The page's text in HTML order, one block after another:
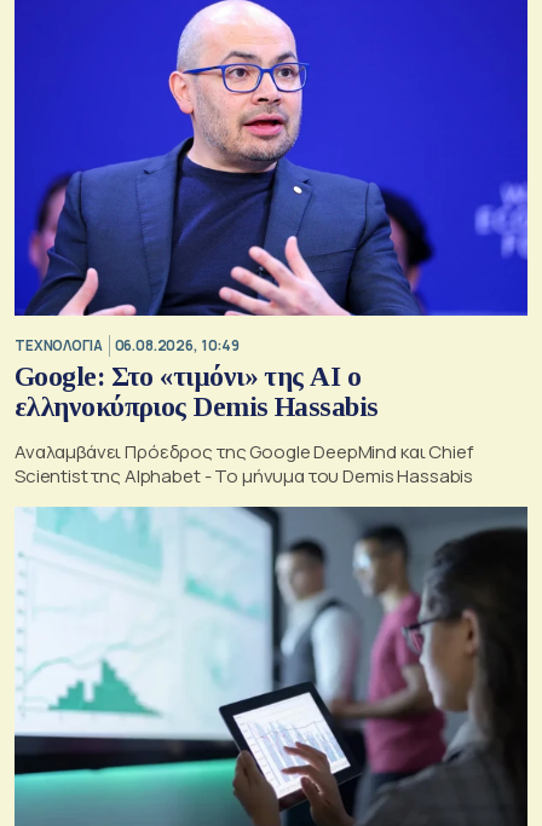
ΤΕΧΝΟΛΟΓΙΑ 06.08.2026, 10:49
Google: Στο «τιμόνι» της AI ο
ελληνοκύπριος Demis Hassabis
Αναλαμβάνει Πρόεδρος της Google DeepMind και Chief
Scientist της Alphabet - Το μήνυμα του Demis Hassabis